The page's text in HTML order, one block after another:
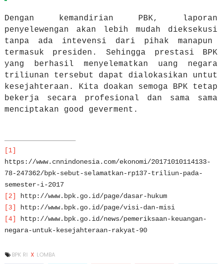
Dengan kemandirian PBK, laporan
penyelewengan akan lebih mudah dieksekusi
tanpa ada intevensi dari pihak manapun
termasuk presiden. Sehingga prestasi BPK
yang berhasil menyelematkan uang negara
triliunan tersebut dapat dialokasikan untut
kesejahteraan. Kita doakan semoga BPK tetap
bekerja secara profesional dan sama sama
menciptakan good geverment.
[1]
https://www.cnnindonesia.com/ekonomi/20171010114133-
78-247362/bpk-sebut-selamatkan-rp137-triliun-pada-
semester-i-2017
[2] http://www.bpk.go.id/page/dasar-hukum
[3] http://www.bpk.go.id/page/visi-dan-misi
[4]
http://www.bpk.go.id/news/pemeriksaan-keuangan-
negara-untuk-kesejahteraan-rakyat-90
BPK RI X LOMBA